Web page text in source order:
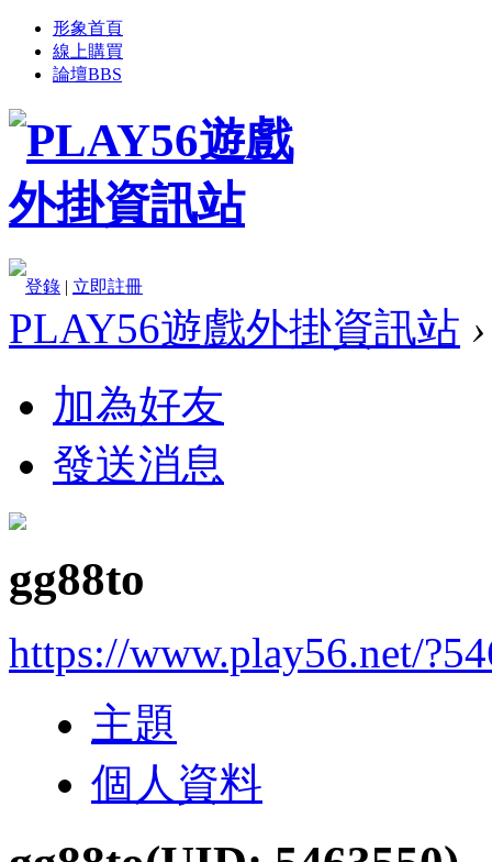
形象首頁
線上購買
論壇BBS
登錄 | 立即註冊
PLAY56遊戲外掛資訊站 ›
加為好友
發送消息
gg88to
https://www.play56.net/
主題
個人資料